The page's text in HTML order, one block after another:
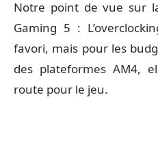
Notre point de vue sur
Gaming 5 :
favori, mais pour les
des plateformes AM4,
route pour le jeu.